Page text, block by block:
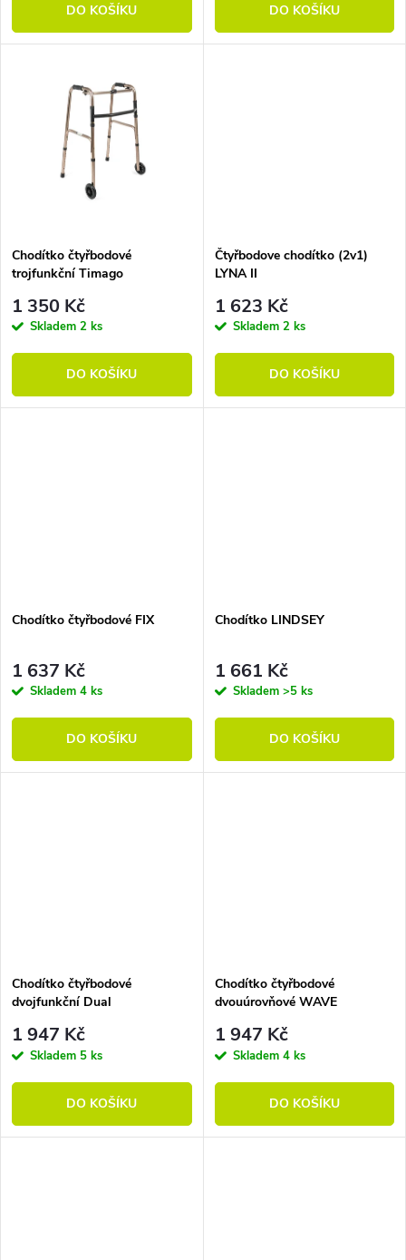
DO KOŠÍKU DO KOŠÍKU
Chodítko čtyřbodové
trojfunkční Timago
1 350 Kč
Skladem 2 ks
DO KOŠÍKU
Čtyřbodove chodítko (2v1)
LYNA II
1 623 Kč
Skladem 2 ks
DO KOŠÍKU
Chodítko čtyřbodové FIX
1 637 Kč
Skladem 4 ks
DO KOŠÍKU
Chodítko LINDSEY
1 661 Kč
Skladem >5 ks
DO KOŠÍKU
Chodítko čtyřbodové
dvojfunkční Dual
1 947 Kč
Skladem 5 ks
DO KOŠÍKU
Chodítko čtyřbodové
dvouúrovňové WAVE
1 947 Kč
Skladem 4 ks
DO KOŠÍKU